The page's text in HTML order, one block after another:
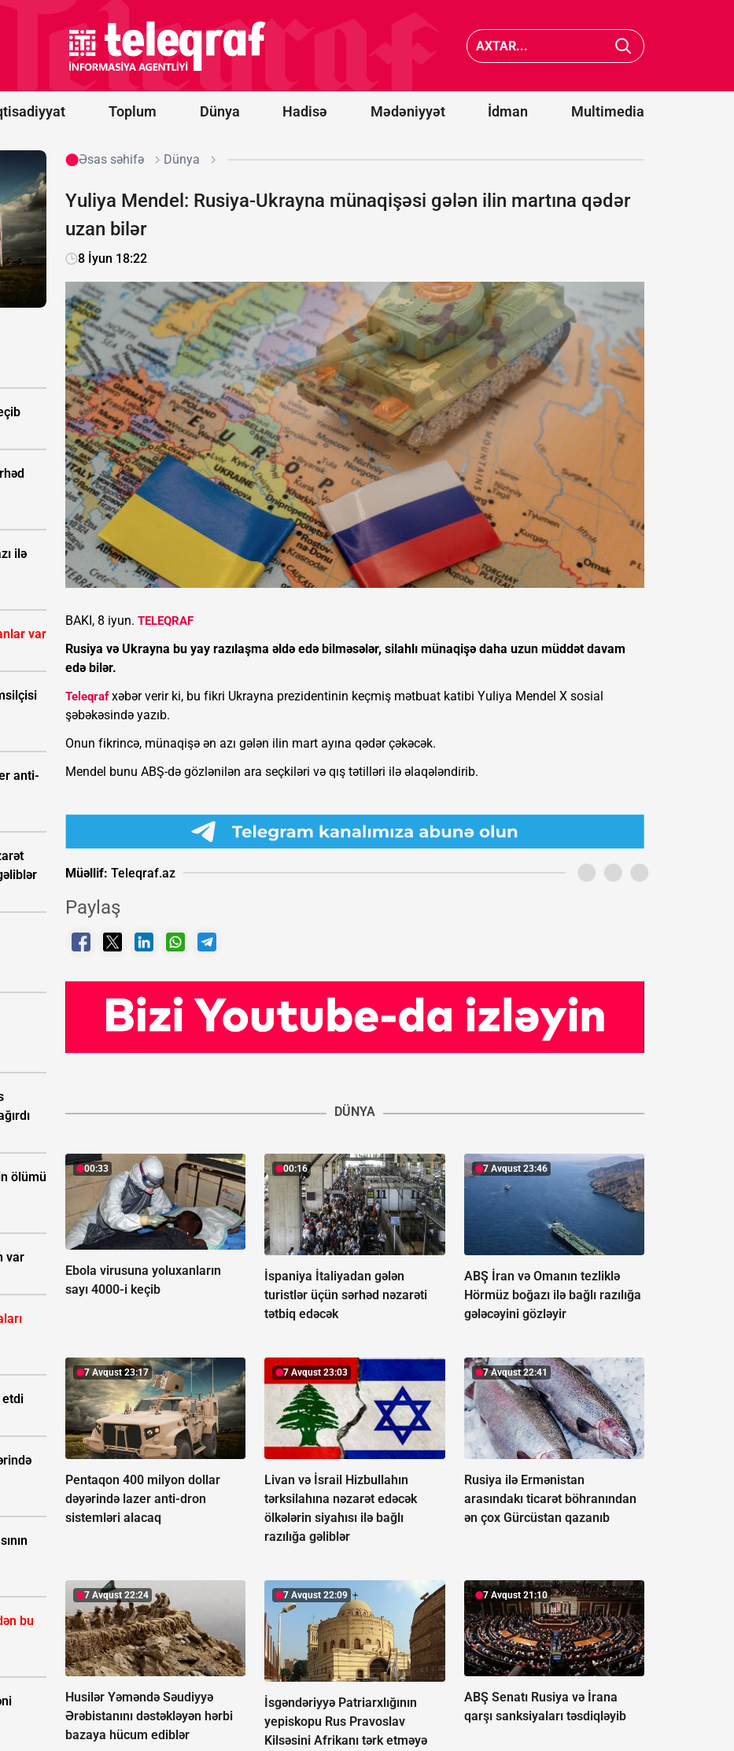
Toplum Dünya Hadisə Mədəniyyət İdman Multimedia
Novorossiysk
yaxınlığında
türk yük
gəmisinə
PUA hücumu
FOTO
və iki strateji
tərəfdaşımız
yeni ittifaq
qurdu -Bakı
olunacaqmı?
ilə
var
anti-
ölümü
var
etdi
bu
Əsas səhifə Dünya
Yuliya Mendel: Rusiya-Ukrayna münaqişəsi gələn ilin martına qədər
uzan bilər
8 İyun 18:22
BAKI, 8 iyun. TELEQRAF
Rusiya və Ukrayna bu yay razılaşma əldə edə bilməsələr, silahlı münaqişə daha uzun müddət davam
edə bilər.
Teleqrafxəbər verir ki, bu fikri Ukrayna prezidentinin keçmiş mətbuat katibi Yuliya Mendel X sosial
şəbəkəsində yazıb.
Onun fikrincə, münaqişə ən azı gələn ilin mart ayına qədər çəkəcək.
Mendel bunu ABŞ-də gözlənilən ara seçkiləri və qış tətilləri ilə əlaqələndirib.
Müəllif: Teleqraf.az
Paylaş
DÜNYA
00:33
Ebola virusuna yoluxanların
sayı 4000-i keçib
00:16
İspaniya İtaliyadan gələn
turistlər üçün sərhəd nəzarəti
tətbiq edəcək
7 Avqust 23:46
ABŞ İran və Omanın tezliklə
Hörmüz boğazı ilə bağlı razılığa
gələcəyini gözləyir
7 Avqust 23:17
Pentaqon 400 milyon dollar
dəyərində lazer anti-dron
sistemləri alacaq
7 Avqust 23:03
Livan və İsrail Hizbullahın
tərksilahına nəzarət edəcək
ölkələrin siyahısı ilə bağlı
razılığa gəliblər
7 Avqust 22:41
Rusiya ilə Ermənistan
arasındakı ticarət böhranından
ən çox Gürcüstan qazanıb
7 Avqust 22:24
Husilər Yəməndə Səudiyyə
Ərəbistanını dəstəkləyən hərbi
bazaya hücum ediblər
7 Avqust 22:09
İsgəndəriyyə Patriarxlığının
yepiskopu Rus Pravoslav
Kilsəsini Afrikanı tərk etməyə
7 Avqust 21:10
ABŞ Senatı Rusiya və İrana
qarşı sanksiyaları təsdiqləyib